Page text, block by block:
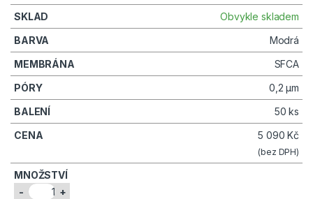
Obvykle skladem
Modrá
SFCA
0,2 µm
50 ks
5 090Kč
(bez DPH)
- +